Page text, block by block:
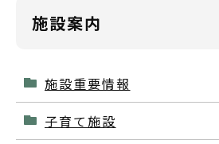
施設案内
施設重要情報
子育て施設